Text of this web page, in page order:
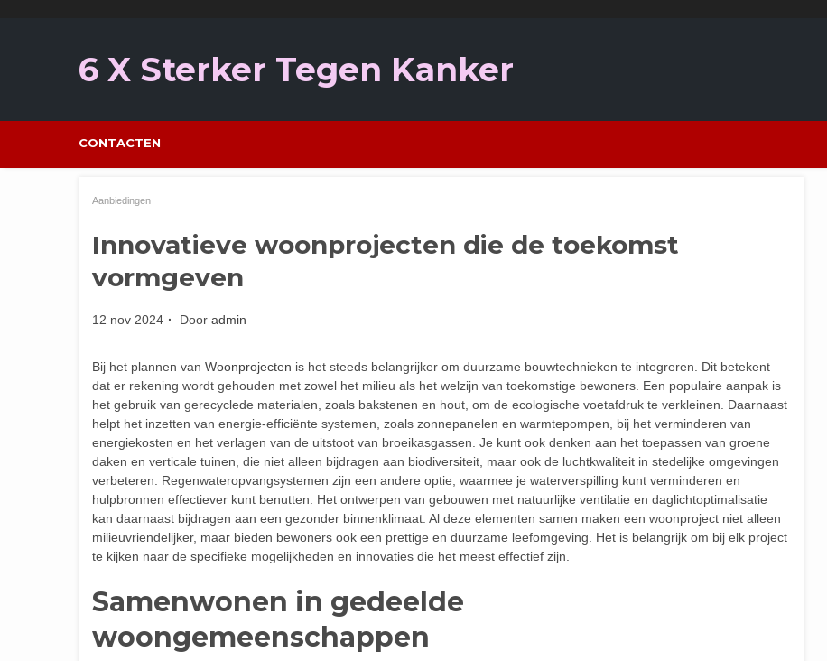
6 X Sterker Tegen Kanker
CONTACTEN
Aanbiedingen
Innovatieve woonprojecten die de toekomst
vormgeven
12 nov 2024 Door admin
Bij het plannen van Woonprojecten is het steeds belangrijker om duurzame bouwtechnieken te integreren. Dit betekent
dat er rekening wordt gehouden met zowel het milieu als het welzijn van toekomstige bewoners. Een populaire aanpak is
het gebruik van gerecyclede materialen, zoals bakstenen en hout, om de ecologische voetafdruk te verkleinen. Daarnaast
helpt het inzetten van energie-efficiënte systemen, zoals zonnepanelen en warmtepompen, bij het verminderen van
energiekosten en het verlagen van de uitstoot van broeikasgassen. Je kunt ook denken aan het toepassen van groene
daken en verticale tuinen, die niet alleen bijdragen aan biodiversiteit, maar ook de luchtkwaliteit in stedelijke omgevingen
verbeteren. Regenwateropvangsystemen zijn een andere optie, waarmee je waterverspilling kunt verminderen en
hulpbronnen effectiever kunt benutten. Het ontwerpen van gebouwen met natuurlijke ventilatie en daglichtoptimalisatie
kan daarnaast bijdragen aan een gezonder binnenklimaat. Al deze elementen samen maken een woonproject niet alleen
milieuvriendelijker, maar bieden bewoners ook een prettige en duurzame leefomgeving. Het is belangrijk om bij elk project
te kijken naar de specifieke mogelijkheden en innovaties die het meest effectief zijn.
Samenwonen in gedeelde
woongemeenschappen